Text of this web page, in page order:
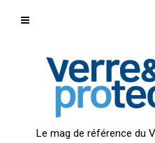
Le mag de référence du